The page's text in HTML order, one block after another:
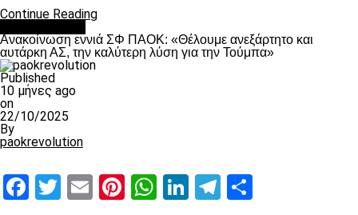
Continue Reading
Ανακοίνωση εννιά ΣΦ ΠΑΟΚ: «Θέλουμε ανεξάρτητο και
αυτάρκη ΑΣ, την καλύτερη λύση για την Τούμπα»
Published
10 μήνες ago
on
22/10/2025
By
paokrevolution
Facebook
Twitter
EmailPinterest
WhatsApp
LinkedIn
Telegram